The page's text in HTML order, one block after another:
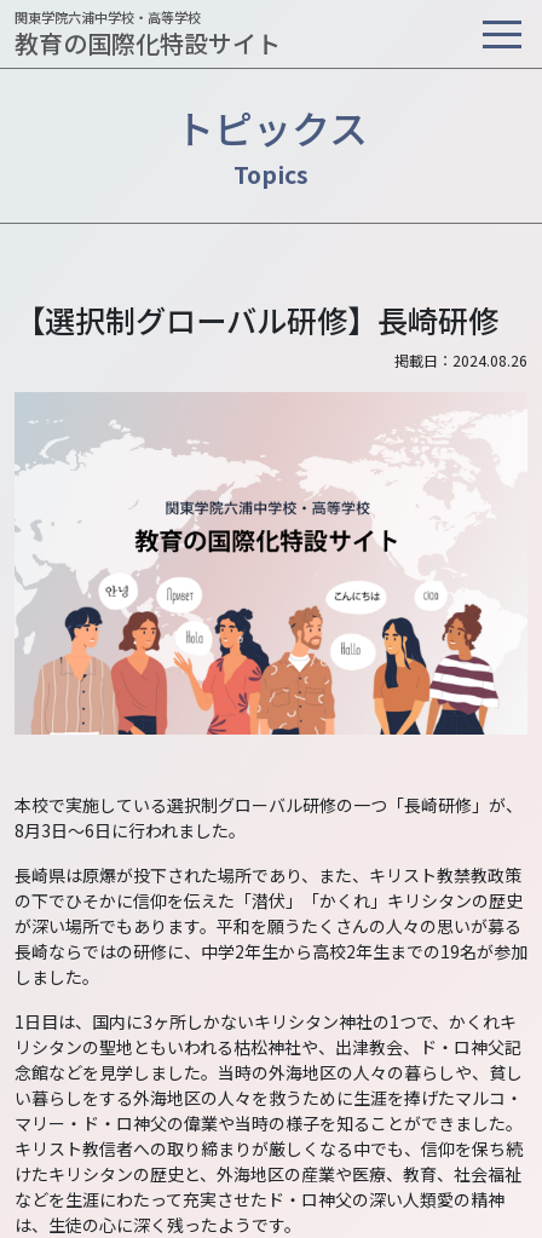
関東学院六浦中学校・高等学校
教育の国際化特設サイト
トピックス
【選択制グローバル研修】長崎研修
掲載日：2024.08.26
本校で実施している選択制グローバル研修の一つ「長崎研修」が、
8月3日～6日に行われました。
長崎県は原爆が投下された場所であり、また、キリスト教禁教政策
の下でひそかに信仰を伝えた「潜伏」「かくれ」キリシタンの歴史
が深い場所でもあります。平和を願うたくさんの人々の思いが募る
長崎ならではの研修に、中学2年生から高校2年生までの19名が参加
しました。
1日目は、国内に3ヶ所しかないキリシタン神社の1つで、かくれキ
リシタンの聖地ともいわれる枯松神社や、出津教会、ド・ロ神父記
念館などを見学しました。当時の外海地区の人々の暮らしや、貧し
い暮らしをする外海地区の人々を救うために生涯を捧げたマルコ・
マリー・ド・ロ神父の偉業や当時の様子を知ることができました。
キリスト教信者への取り締まりが厳しくなる中でも、信仰を保ち続
けたキリシタンの歴史と、外海地区の産業や医療、教育、社会福祉
などを生涯にわたって充実させたド・ロ神父の深い人類愛の精神
は、生徒の心に深く残ったようです。